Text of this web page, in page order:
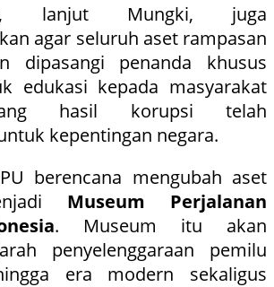
lanjut Mungki, juga
agar seluruh aset rampasan
dipasangi penanda khusus
edukasi kepada masyarakat
hasil korupsi telah
kepentingan negara.
berencana mengubah aset
Museum Perjalanan
. Museum itu akan
penyelenggaraan pemilu
era modern sekaligus